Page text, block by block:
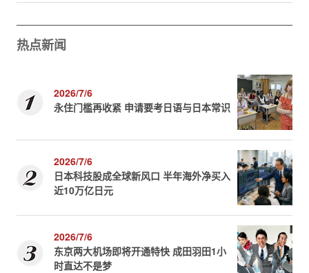
热点新闻
2026/7/6
永住门槛再收紧 申请要考日语与日本常识
2026/7/6
日本科技股成全球新风口 半年海外净买入
近10万亿日元
2026/7/6
东京两大机场即将开通特快 成田羽田1小
时直达不是梦